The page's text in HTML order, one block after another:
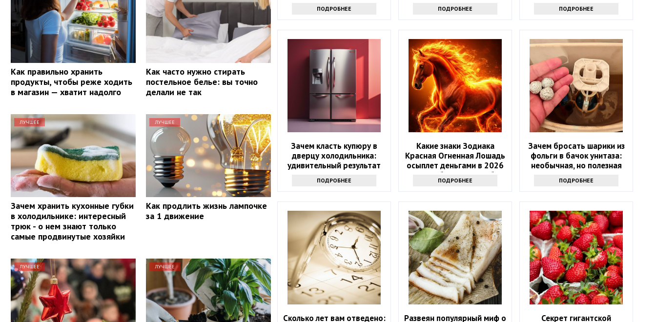
Как правильно хранить
продукты, чтобы реже ходить
в магазин — хватит надолго
Как часто нужно стирать
постельное белье: вы точно
делали не так
ЛУЧШЕЕ
Зачем хранить кухонные губки
в холодильнике: интересный
трюк - о нем знают только
самые продвинутые хозяйки
ЛУЧШЕЕ
Как продлить жизнь лампочке
за 1 движение
ЛУЧШЕЕ ЛУЧШЕЕ
ПОДРОБНЕЕ ПОДРОБНЕЕ ПОДРОБНЕЕ
Зачем класть купюру в
дверцу холодильника:
удивительный результат
ПОДРОБНЕЕ
Какие знаки Зодиака
Красная Огненная Лошадь
осыплет деньгами в 2026
году: 4 баловня Судьбы
ПОДРОБНЕЕ
Зачем бросать шарики из
фольги в бачок унитаза:
необычная, но полезная
ПОДРОБНЕЕ
Сколько лет вам отведено:
Развеян популярный миф о
Секрет гигантской